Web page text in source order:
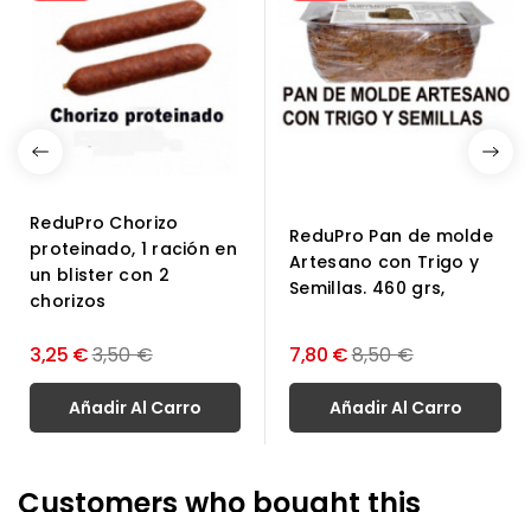
ReduPro Chorizo
proteinado, 1 ración en
un blister con 2
chorizos
3,25 €Precio
normal
3,50 €
Añadir Al Carro
ReduPro Pan de molde
Artesano con Trigo y
Semillas. 460 grs,
7,80 €Precio
normal
8,50 €
Añadir Al Carro
Customers who bought this